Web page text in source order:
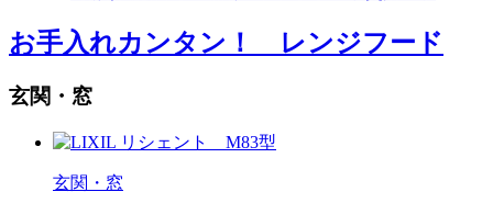
お手入れカンタン！ レンジフード
玄関・窓
玄関・窓